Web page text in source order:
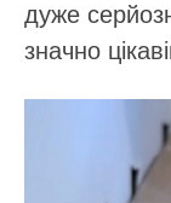
дуже
значно